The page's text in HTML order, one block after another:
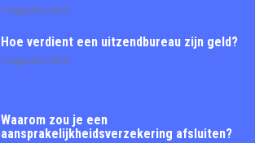
7 augustus 2026
Hoe verdient een uitzendbureau zijn geld?
7 augustus 2026
Waarom zou je een
aansprakelijkheidsverzekering afsluiten?